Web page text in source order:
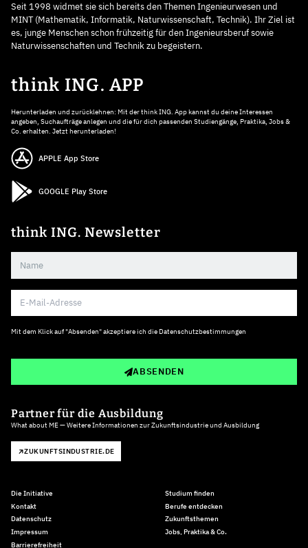
Seit 1998 widmet sie sich bereits den Themen Ingenieurwesen und
MINT (Mathematik, Informatik, Naturwissenschaft, Technik). Ihr Ziel ist
es, junge Menschen schon frühzeitig für den Ingenieursberuf sowie
Naturwissenschaften und Technik zu begeistern.
think ING. APP
Herunterladen und zurücklehnen: Mit der think ING. App kannst du deine Interessen
angeben, Suchaufträge anlegen und die für dich passenden Studiengänge, Praktika, Jobs &
Co. erhalten. Jetzt herunterladen!
APPLE App Store
GOOGLE Play Store
think ING. Newsletter
Mit dem Klick auf "Absenden" akzeptiere ich die Datenschutzbestimmungen
ABSENDEN
Partner für die Ausbildung
What about ME — Weitere Informationen zur Zukunftsindustrie und Ausbildung
ZUKUNFTSINDUSTRIE.DE
Die Initiative
Kontakt
Datenschutz
Impressum
Barrierefreiheit
Studium finden
Berufe entdecken
Zukunftsthemen
Jobs, Praktika & Co.